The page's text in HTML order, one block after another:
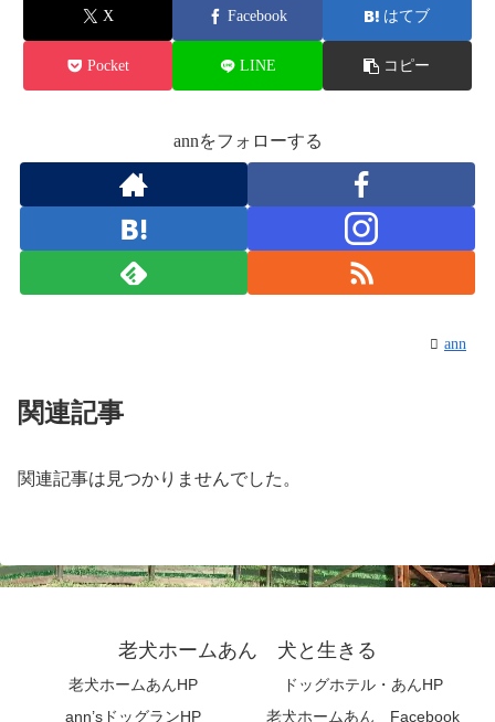
X Facebook はてブ
Pocket LINE コピー
annをフォローする
ann
関連記事
関連記事は見つかりませんでした。
老犬ホームあん 犬と生きる
老犬ホームあんHP
ドッグホテル・あんHP
ann’sドッグランHP
老犬ホームあん Facebook